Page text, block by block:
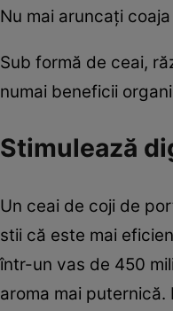
Nu mai aruncaţi
Sub formă de ceai,
numai beneficii
Stimulează
Un ceai de coji de
stii că este mai
într-un vas de 450
aroma mai